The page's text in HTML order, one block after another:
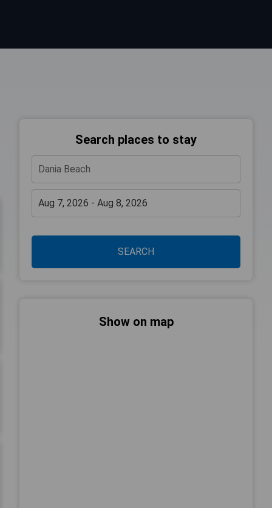
Search places to stay
SEARCH
Show on map